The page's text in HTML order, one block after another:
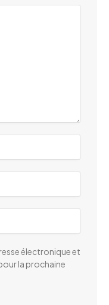
électronique et
la prochaine